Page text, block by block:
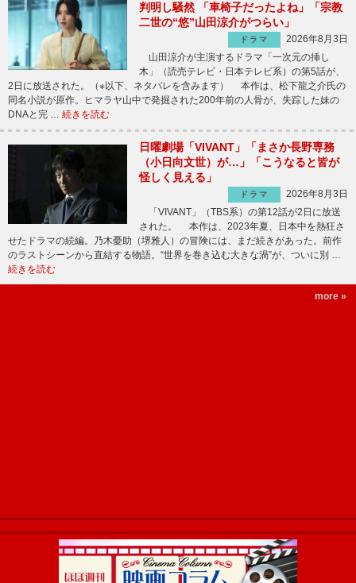
判明し騒然 「車椅子だったよね」「宗教
二世の“悠”山田涼介がつらい」
ドラマ
2026年8月3日
山田涼介が主演するドラマ「一次元の挿し
木」（読売テレビ・日本テレビ系）の第5話が、
2日に放送された。（※以下、ネタバレを含みます） 本作は、松下龍之介氏の
同名小説が原作。ヒマラヤ山中で発掘された200年前の人骨が、失踪した妹の
DNAと完 … 続きを読む
日曜劇場「VIVANT」「まさか長野専務
（小日向文世）が…」「こうなると皆が
怪しく見える」
ドラマ
2026年8月3日
「VIVANT」（TBS系）の第12話が2日に放送
された。 本作は、2023年夏、日本中を熱狂さ
せたドラマの続編。乃木憂助（堺雅人）の冒険には、まだ続きがあった。前作
のラストシーンから直結する物語。“世界を巻き込む大きな渦”が、ついに別 …
続きを読む
more »